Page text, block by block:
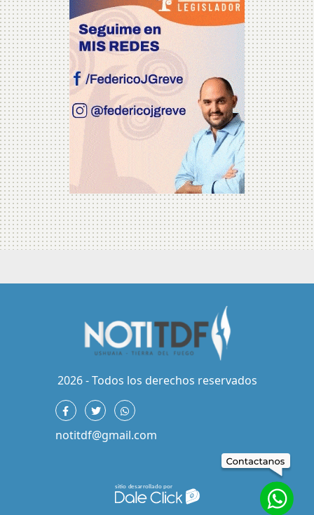
2026 - Todos los derechos reservados
notitdf@gmail.com